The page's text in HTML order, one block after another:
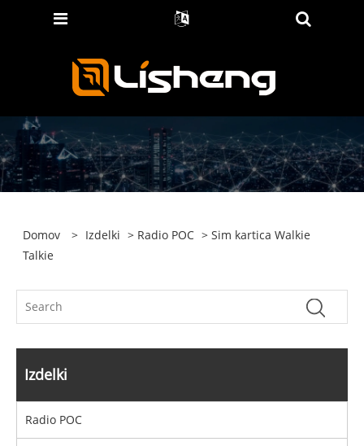
Domov > Izdelki > Radio POC > Sim kartica Walkie
Talkie
Izdelki
Radio POC